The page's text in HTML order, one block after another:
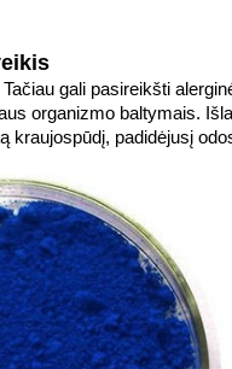
gali pasireikšti
organizmo baltymais.
padidėjusį